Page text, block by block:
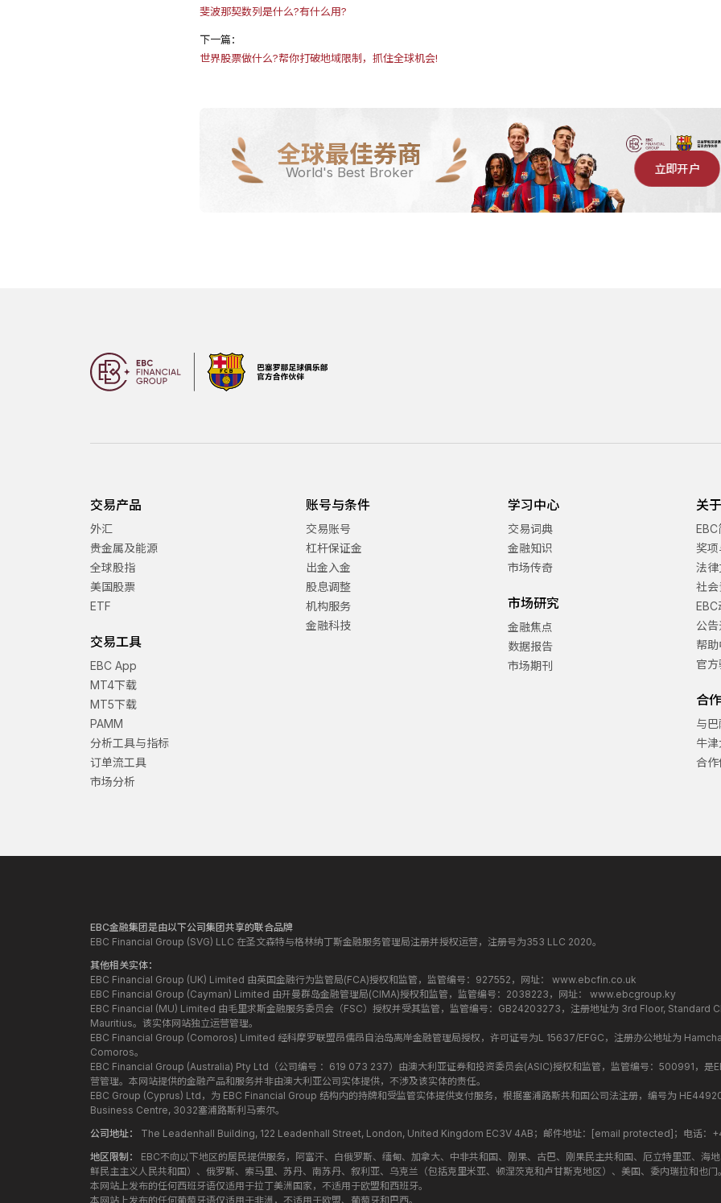
斐波那契数列是什么?有什么用?
下一篇：
世界股票做什么?帮你打破地域限制，抓住全球机会!
全球最佳券商
World's Best Broker 立即开户
交易产品
外汇
贵金属及能源
全球股指
美国股票
ETF
交易工具
EBC App
MT4下载
MT5下载
PAMM
分析工具与指标
订单流工具
市场分析
账号与条件
交易账号
杠杆保证金
出金入金
股息调整
机构服务
金融科技
学习中心
交易词典
金融知识
市场传奇
市场研究
金融焦点
数据报告
市场期刊
关
奖
法律
社
公
帮
官
合
与
牛
合
EBC金融集团是由以下公司集团共享的联合品牌
EBC Financial Group (SVG) LLC 在圣文森特与格林纳丁斯金融服务管理局注册并授权运营，注册号为353 LLC 2020。
其他相关实体：
EBC Financial Group (UK) Limited 由英国金融行为监管局(FCA)授权和监管，监管编号：927552，网址： www.ebcfin.co.uk
EBC Financial Group (Cayman) Limited 由开曼群岛金融管理局(CIMA)授权和监管，监管编号：2038223，网址： www.ebcgroup.ky
EBC Financial (MU) Limited 由毛里求斯金融服务委员会（FSC）授权并受其监管，监管编号：GB24203273，注册地址为 3rd Floor,
Mauritius。该实体网站独立运营管理。
EBC Financial Group (Comoros) Limited 经科摩罗联盟昂儒昂自治岛离岸金融管理局授权，许可证号为L 15637/EFGC，注册办公地址为
Comoros。
EBC Financial Group (Australia) Pty Ltd（公司编号 ：619 073 237）由澳大利亚证券和投资委员会(ASIC)授权和监管，监管编号：500991，是
营管理。本网站提供的金融产品和服务并非由澳大利亚公司实体提供，不涉及该实体的责任。
EBC Group (Cyprus) Ltd，为 EBC Financial Group 结构内的持牌和受监管实体提供支付服务，根据塞浦路斯共和国公司法注册，编号为
Business Centre, 3032塞浦路斯利马索尔。
公司地址：
The Leadenhall Building, 122 Leadenhall Street, London, United Kingdom EC3V 4AB；邮件地址： [email protected] ；电话：
地区限制：
EBC不向以下地区的居民提供服务，阿富汗、白俄罗斯、缅甸、加拿大、中非共和国、刚果、古巴、刚果民主共和国、厄立特里亚、海
鲜民主主义人民共和国）、俄罗斯、索马里、苏丹、南苏丹、叙利亚、乌克兰（包括克里米亚、顿涅茨克和卢甘斯克地区）、美国、委内瑞拉和也门
本网站上发布的任何西班牙语仅适用于拉丁美洲国家，不适用于欧盟和西班牙。
本网站上发布的任何葡萄牙语仅适用于非洲，不适用于欧盟、葡萄牙和巴西。